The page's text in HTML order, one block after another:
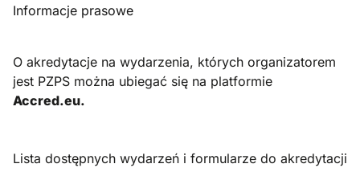
Informacje prasowe
O akredytacje na wydarzenia, których organizatorem
jest PZPS można ubiegać się na platformie
Accred.eu.
Lista dostępnych wydarzeń i formularze do akredytacji